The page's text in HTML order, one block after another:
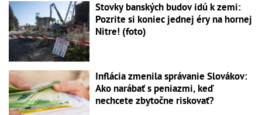
Stovky banských budov idú k zemi:
Pozrite si koniec jednej éry na hornej
Nitre! (foto)
Inflácia zmenila správanie Slovákov:
Ako narábať s peniazmi, keď
nechcete zbytočne riskovať?